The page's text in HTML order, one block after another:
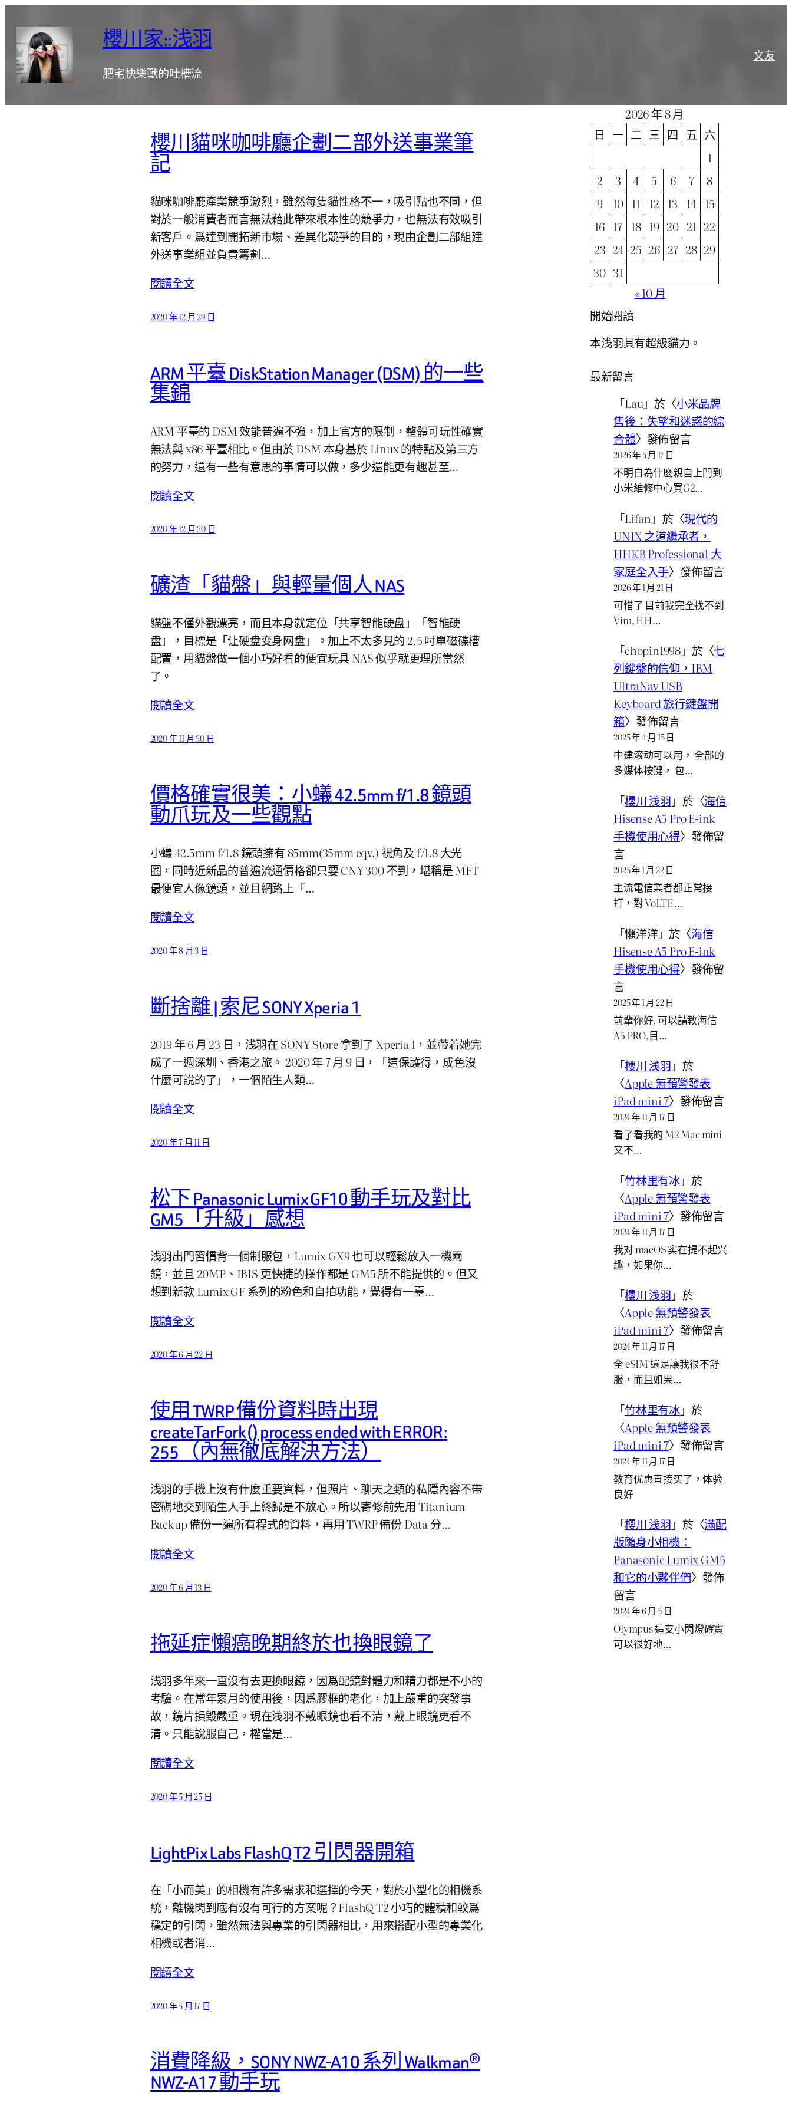
容
櫻川家::浅羽
肥宅快樂獸的吐槽流
文友
櫻川貓咪咖啡廳企劃二部外送事業筆
記
貓咪咖啡廳產業競爭激烈，雖然每隻貓性格不一，吸引點也不同，但
對於一般消費者而言無法藉此帶來根本性的競爭力，也無法有效吸引
新客戶。爲達到開拓新市場、差異化競爭的目的，現由企劃二部組建
外送事業組並負責籌劃…
閱讀全文
2020 年 12 月 29 日
ARM 平臺 DiskStation Manager (DSM) 的一些
集錦
ARM 平臺的 DSM 效能普遍不強，加上官方的限制，整體可玩性確實
無法與 x86 平臺相比。但由於 DSM 本身基於 Linux 的特點及第三方
的努力，還有一些有意思的事情可以做，多少還能更有趣甚至…
閱讀全文
2020 年 12 月 20 日
礦渣「貓盤」與輕量個人 NAS
貓盤不僅外觀漂亮，而且本身就定位「共享智能硬盘」「智能硬
盘」，目標是「让硬盘变身网盘」。加上不太多見的 2.5 吋單磁碟槽
配置，用貓盤做一個小巧好看的便宜玩具 NAS 似乎就更理所當然
了。
閱讀全文
2020 年 11 月 30 日
價格確實很美：小蟻 42.5mm f/1.8 鏡頭
動爪玩及一些觀點
小蟻 42.5mm f/1.8 鏡頭擁有 85mm(35mm eqv.) 視角及 f/1.8 大光
圈，同時近新品的普遍流通價格卻只要 CNY 300 不到，堪稱是 MFT
最便宜人像鏡頭，並且網路上「…
閱讀全文
2020 年 8 月 3 日
斷捨離 | 索尼 SONY Xperia 1
2019 年 6 月 23 日，浅羽在 SONY Store 拿到了 Xperia 1，並帶着她完
成了一週深圳、香港之旅。 2020 年 7 月 9 日，「這保護得，成色沒
什麼可說的了」，一個陌生人類…
閱讀全文
2020 年 7 月 11 日
松下 Panasonic Lumix GF10 動手玩及對比
GM5「升級」感想
浅羽出門習慣背一個制服包，Lumix GX9 也可以輕鬆放入一機兩
鏡，並且 20MP、IBIS 更快捷的操作都是 GM5 所不能提供的。但又
想到新款 Lumix GF 系列的粉色和自拍功能，覺得有一臺…
閱讀全文
2020 年 6 月 22 日
使用 TWRP 備份資料時出現
createTarFork() process ended with ERROR:
255（內無徹底解決方法）
浅羽的手機上沒有什麼重要資料，但照片、聊天之類的私隱內容不帶
密碼地交到陌生人手上終歸是不放心。所以寄修前先用 Titanium
Backup 備份一遍所有程式的資料，再用 TWRP 備份 Data 分…
閱讀全文
2020 年 6 月 13 日
拖延症懶癌晚期終於也換眼鏡了
浅羽多年來一直沒有去更換眼鏡，因爲配鏡對體力和精力都是不小的
考驗。在常年累月的使用後，因爲膠框的老化，加上嚴重的突發事
故，鏡片損毀嚴重。現在浅羽不戴眼鏡也看不清，戴上眼鏡更看不
清。只能說服自己，權當是…
閱讀全文
2020 年 5 月 25 日
LightPix Labs FlashQ T2 引閃器開箱
在「小而美」的相機有許多需求和選擇的今天，對於小型化的相機系
統，離機閃到底有沒有可行的方案呢？FlashQ T2 小巧的體積和較爲
穩定的引閃，雖然無法與專業的引閃器相比，用來搭配小型的專業化
相機或者消…
閱讀全文
2020 年 5 月 17 日
消費降級，SONY NWZ-A10 系列 Walkman®
NWZ-A17 動手玩
2026 年 8 月
日 一 二 三 四 五 六
1
2
3 4 5 6 7
8
9
10 11 12 13 14 15
16 17 18 19 20 21 22
23 24 25 26 27 28 29
30 31
« 10 月
開始閱讀
本浅羽具有超級貓力。
最新留言
「Lau」於〈小米品牌
售後：失望和迷惑的綜
合體〉發佈留言
2026 年 5 月 17 日
不明白為什麼親自上門到
小米維修中心買G2…
「Lifan 」於〈現代的
UNIX 之道繼承者，
HHKB Professional 大
家庭全入手〉發佈留言
2026 年 1 月 21 日
可惜了 目前我完全找不到
Vim, HH…
「chopin1998」於〈七
列鍵盤的信仰，IBM
UltraNav USB
Keyboard 旅行鍵盤開
箱〉發佈留言
2025 年 4 月 15 日
中建滚动可以用， 全部的
多媒体按键， 包…
「櫻川 浅羽 」於〈海信
Hisense A5 Pro E-ink
手機使用心得〉發佈留
言
2025 年 1 月 22 日
主流電信業者都正常接
打，對 VoLTE …
「懶洋洋」於〈海信
Hisense A5 Pro E-ink
手機使用心得〉發佈留
言
2025 年 1 月 22 日
前輩你好, 可以請教海信
A5 PRO,目…
「櫻川 浅羽 」於
〈Apple 無預警發表
iPad mini 7〉發佈留言
2024 年 11 月 17 日
看了看我的 M2 Mac mini
又不…
「竹林里有冰」於
〈Apple 無預警發表
iPad mini 7〉發佈留言
2024 年 11 月 17 日
我对 macOS 实在提不起兴
趣，如果你…
「櫻川 浅羽 」於
〈Apple 無預警發表
iPad mini 7〉發佈留言
2024 年 11 月 17 日
全 eSIM 還是讓我很不舒
服，而且如果…
「竹林里有冰」於
〈Apple 無預警發表
iPad mini 7〉發佈留言
2024 年 11 月 17 日
教育优惠直接买了，体验
良好
「櫻川 浅羽 」於〈滿配
版隨身小相機：
Panasonic Lumix GM5
和它的小夥伴們〉發佈
留言
2024 年 6 月 5 日
Olympus 這支小閃燈確實
可以很好地…